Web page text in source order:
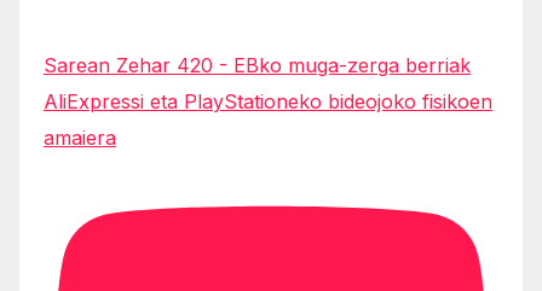
Sarean Zehar 420 - EBko muga-zerga berriak
AliExpressi eta PlayStationeko bideojoko fisikoen
amaiera